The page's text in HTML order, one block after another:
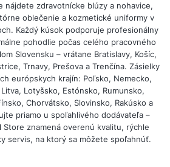
nájdete zdravotnícke blúzy a nohavice,
oblečenie a kozmetické uniformy v
Každý kúsok podporuje profesionálny
pohodlie počas celého pracovného
Slovensku – vrátane Bratislavy, Košíc,
Trnavy, Prešova a Trenčína. Zásielky
európskych krajín: Poľsko, Nemecko,
Lotyšsko, Estónsko, Rumunsko,
Chorvátsko, Slovinsko, Rakúsko a
priamo u spoľahlivého dodávateľa –
Store znamená overenú kvalitu, rýchle
servis, na ktorý sa môžete spoľahnúť.